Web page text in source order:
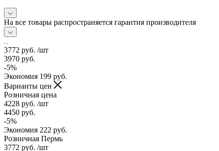
На все товары распространяется гарантия производителя
3772 руб. /шт
3970 руб.
-5%
Экономия 199 руб.
Варианты цен
Розничная цена
4228 руб. /шт
4450 руб.
-5%
Экономия 222 руб.
Розничная Пермь
3772 руб. /шт